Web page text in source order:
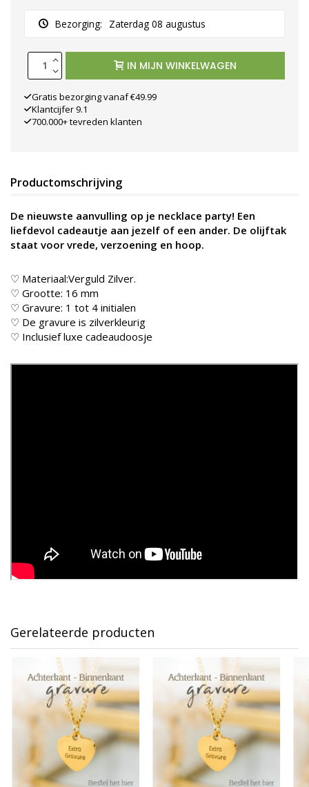
Bezorging: Zaterdag 08 augustus
IN MIJN WINKELWAGEN
Gratis bezorging vanaf €49.99
Klantcijfer 9.1
700.000+ tevreden klanten
Productomschrijving
De nieuwste aanvulling op je necklace party! Een
liefdevol cadeautje aan jezelf of een ander. De olijftak
staat voor vrede, verzoening en hoop.
♡ Materiaal:Verguld Zilver.
♡ Grootte: 16 mm
♡ Gravure: 1 tot 4 initialen
♡ De gravure is zilverkleurig
♡ Inclusief luxe cadeaudoosje
Gerelateerde producten